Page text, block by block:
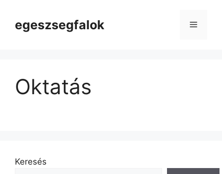
tartalomba
egeszsegfalok Menü
Oktatás
Keresés